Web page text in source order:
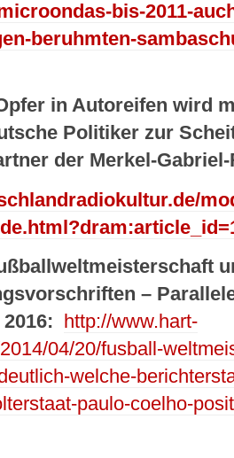
bis-2011-
beruhmten-
in Autoreifen wird
Politiker zur
der Merkel-
–
http://www.hart-
04/20/fusball-
welche-
paulo-coelho-